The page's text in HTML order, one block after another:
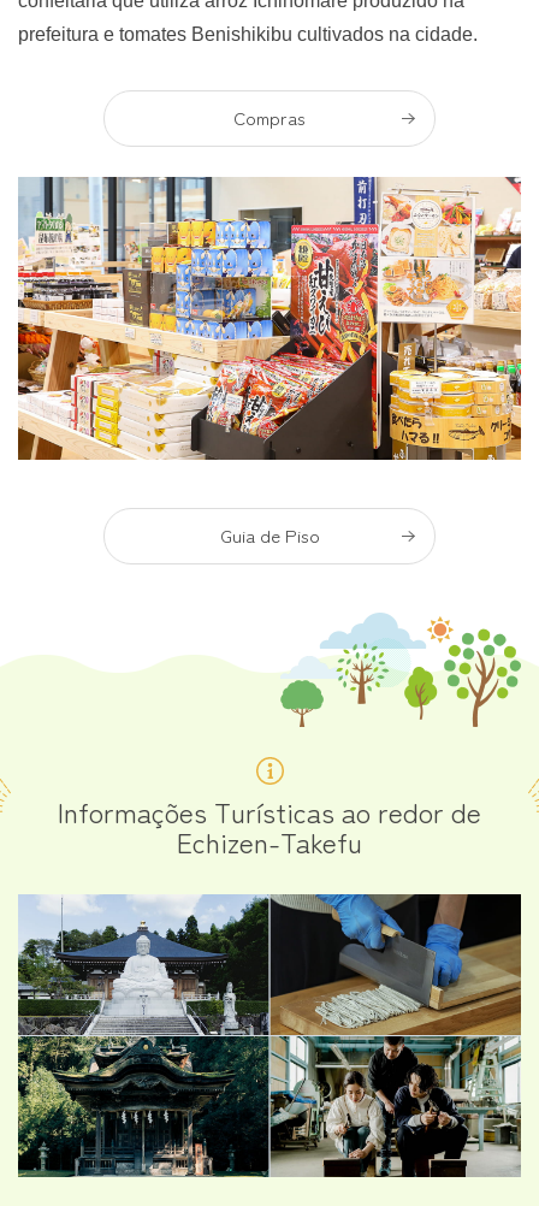
prefeitura e tomates Benishikibu cultivados na cidade.
Compras
Guia de Piso
Informações Turísticas ao redor de
Echizen-Takefu